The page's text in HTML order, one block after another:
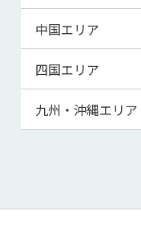
秋田県
山形県
千葉県
茨城県
群馬県
福井県
山梨県
長野県
静岡県
三重県
滋賀県
京都府
大阪府
兵庫県
和歌山県
中国エリア
鳥取県
島根県
山口県
四国エリア
徳島県
高知県
九州・沖縄エリア